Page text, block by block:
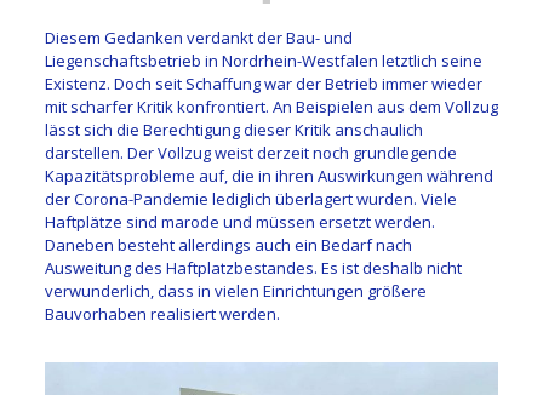
Diesem Gedanken verdankt der Bau- und
Liegenschaftsbetrieb in Nordrhein-Westfalen letztlich seine
Existenz. Doch seit Schaffung war der Betrieb immer wieder
mit scharfer Kritik konfrontiert. An Beispielen aus dem Vollzug
lässt sich die Berechtigung dieser Kritik anschaulich
darstellen. Der Vollzug weist derzeit noch grundlegende
Kapazitätsprobleme auf, die in ihren Auswirkungen während
der Corona-Pandemie lediglich überlagert wurden. Viele
Haftplätze sind marode und müssen ersetzt werden.
Daneben besteht allerdings auch ein Bedarf nach
Ausweitung des Haftplatzbestandes. Es ist deshalb nicht
verwunderlich, dass in vielen Einrichtungen größere
Bauvorhaben realisiert werden.